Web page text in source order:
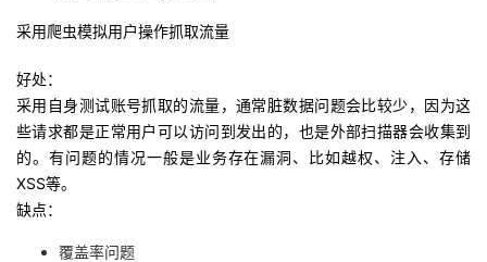
采用爬虫模拟用户操作抓取流量
好处：
采用自身测试账号抓取的流量，通常脏数据问题会比较少，因为这
些请求都是正常用户可以访问到发出的，也是外部扫描器会收集到
的。有问题的情况一般是业务存在漏洞、比如越权、注入、存储
XSS等。
缺点：
覆盖率问题